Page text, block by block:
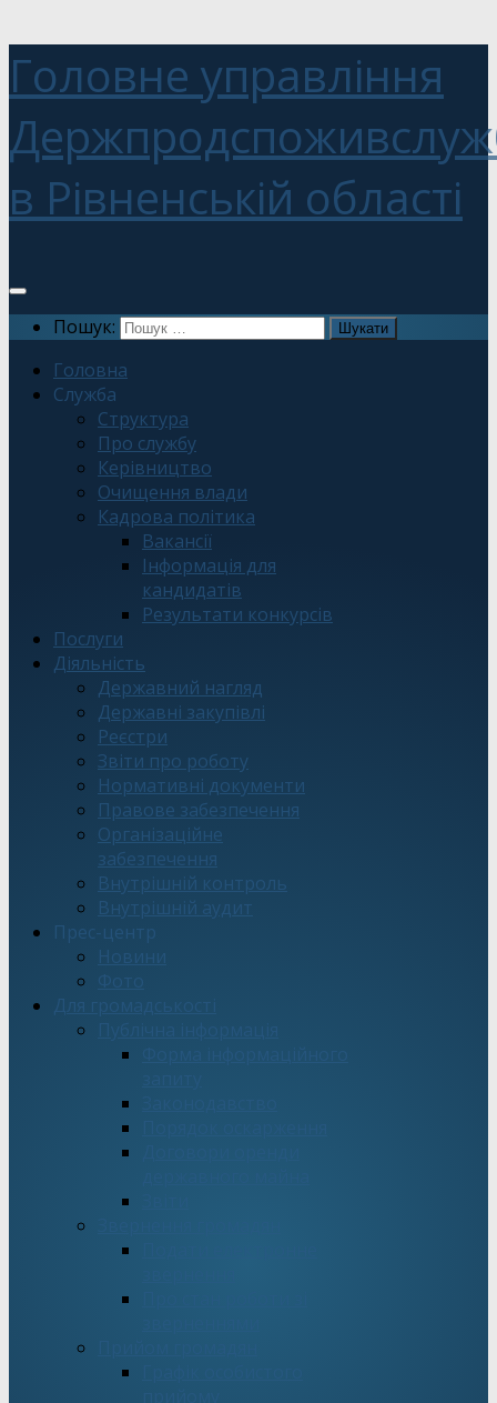
Головне управління
в Рівненській області
Пошук:
Головна
Служба
Структура
Про службу
Керівництво
Очищення влади
Кадрова політика
Вакансії
Інформація для
кандидатів
Результати конкурсів
Послуги
Діяльність
Державний нагляд
Державні закупівлі
Реєстри
Звіти про роботу
Нормативні документи
Правове забезпечення
Організаційне
забезпечення
Внутрішній контроль
Внутрішній аудит
Прес-центр
Новини
Фото
Для громадськості